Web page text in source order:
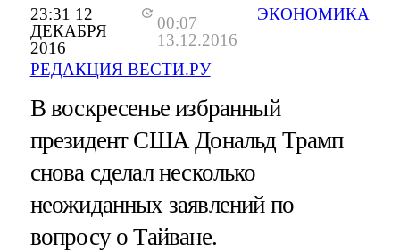
23:31 12
ДЕКАБРЯ
2016
00:07
13.12.2016
РЕДАКЦИЯ ВЕСТИ.РУ
ЭКОНОМИКА
В воскресенье избранный
президент США Дональд Трамп
снова сделал несколько
неожиданных заявлений по
вопросу о Тайване.